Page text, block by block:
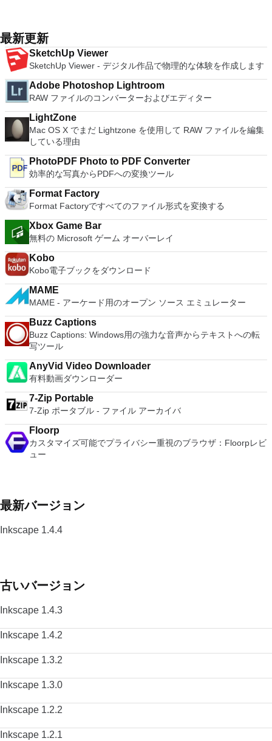
many innovative features, including a useful a paragraph
adjustment tool int he Writer program. It has an Office to PDF
converter, automatic spell checking and word count features.
It also has some neat tools such as the Watermark in
document, and converting PowerPoint to Word document
support. Overall, WPS Office 2016 Free is a good alternative
to Microsoft's offering. The Writer program is a versatile word
processor; the Presentation program is an easy to use and
effective slide show maker that helps you to create impressive
multimedia presentations; and the Spreadsheets program is
both a flexible and a powerful spreadsheet application.
ボードの上のスクロールバーには、Command / Windowsなど
の高度なキーが含まれています。 Bluetoothキーボードのサポ
ート。 VNC Connectサブスクリプションには、無料、有料、
ンごとに、RealVNCのWebサイトにアクセスして、各コンピ
ューターにVNC Connectをダウンロードするだけです。次
に、RealVNCアカウントの資格情報を使用して、ローカルマ
シンでVNC Viewerにサインインします。そこから、コンピュ
ーターを確認して接続できます。 VNC Connectを使用する
と、セッションはエンドツーエンドで暗号化されます。アプリ
はすぐに各コンピューターをパスワードで保護します。コンピ
ューターへのログインに使用するのと同じユーザー名とパスワ
ードを入力するだけです。 WIN 7,8,8.1,10をサポートしま
す。 VNC ViewerのMacバージョンをお探しですか？ここから
ダウンロード
の向上：Microsoft Mixed Realityヘッドセット、HTC、VIVE、
およびOculus Riftをサポート Fire TVとキャストのサポート
注：これは商用トライアルです。
2007。 Microsoft Office PowerPoint 2007。 Microsoft Office
Publisher 2007。 Microsoft Office Visio 2007。 Microsoft
Office Word 2007。 2007 Microsoft Officeプログラムのこの
Microsoft Save as PDFまたはXPSアドインは、2007 Microsoft
Office systemソフトウェアの補足条項であり、2007 Microsoft
Office systemソフトウェアのライセンス条項の対象となりま
す。 システム要件：サポートされているオペレーティングシ
ステム。 Windows Server 2003、Windows Vista、Windows
XP Service Pack 2。
まったく新しい外観でデジタル エンターテイメントを楽しめ
ます。 大好きな音楽をより多く - デジタル音楽体験がさらに
楽しくなります。 エンターテイメントをすべて1つの場所に -
音楽、ビデオ、写真、録画したテレビ番組をすべて保存して楽
しめます。 どこでも楽しめる - どこにいても音楽、ビデオ、
写真にアクセスできます。
最新更新
SketchUp Viewer
SketchUp Viewer - デジタル作品で物理的な体験を作成します
Adobe Photoshop Lightroom
RAW ファイルのコンバーターおよびエディター
LightZone
Mac OS X でまだ Lightzone を使用して RAW ファイルを編集
している理由
PhotoPDF Photo to PDF Converter
効率的な写真からPDFへの変換ツール
Format Factory
Format Factoryですべてのファイル形式を変換する
Xbox Game Bar
無料の Microsoft ゲーム オーバーレイ
Kobo
Kobo電子ブックをダウンロード
MAME
MAME - アーケード用のオープン ソース エミュレーター
Buzz Captions
Buzz Captions: Windows用の強力な音声からテキストへの転
写ツール
AnyVid Video Downloader
有料動画ダウンローダー
7-Zip Portable
7-Zip ポータブル - ファイル アーカイバ
Floorp
カスタマイズ可能でプライバシー重視のブラウザ：Floorpレビ
ュー
最新バージョン
Inkscape 1.4.4
古いバージョン
Inkscape 1.4.3
Inkscape 1.4.2
Inkscape 1.3.2
Inkscape 1.3.0
Inkscape 1.2.2
Inkscape 1.2.1